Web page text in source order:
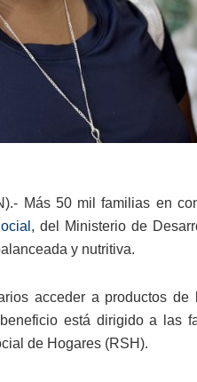
Más 50 mil familias en
del Ministerio de
y nutritiva.
acceder a productos
está dirigido a las
de Hogares (RSH).